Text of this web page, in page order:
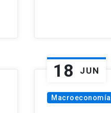
18 JUN
Macroeconomía